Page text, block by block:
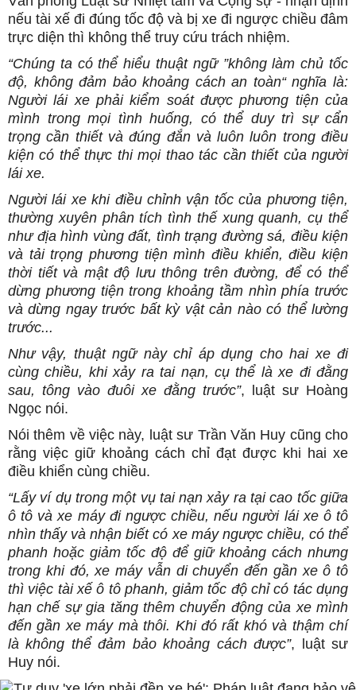
nếu tài xế đi đúng tốc độ và bị xe đi ngược chiều đâm
trực diện thì không thể truy cứu trách nhiệm.
“Chúng ta có thể hiểu thuật ngữ ”không làm chủ tốc
độ, không đảm bảo khoảng cách an toàn“ nghĩa là:
Người lái xe phải kiểm soát được phương tiện của
mình trong mọi tình huống, có thể duy trì sự cẩn
trọng cần thiết và đúng đắn và luôn luôn trong điều
kiện có thể thực thi mọi thao tác cần thiết của người
lái xe.
Người lái xe khi điều chỉnh vận tốc của phương tiện,
thường xuyên phân tích tình thế xung quanh, cụ thể
như địa hình vùng đất, tình trạng đường sá, điều kiện
và tải trọng phương tiện mình điều khiển, điều kiện
thời tiết và mật độ lưu thông trên đường, để có thể
dừng phương tiện trong khoảng tầm nhìn phía trước
và dừng ngay trước bất kỳ vật cản nào có thể lường
trước...
Như vậy, thuật ngữ này chỉ áp dụng cho hai xe đi
cùng chiều, khi xảy ra tai nạn, cụ thể là xe đi đằng
sau, tông vào đuôi xe đằng trước”, luật sư Hoàng
Ngọc nói.
Nói thêm về việc này, luật sư Trần Văn Huy cũng cho
rằng việc giữ khoảng cách chỉ đạt được khi hai xe
điều khiển cùng chiều.
“Lấy ví dụ trong một vụ tai nạn xảy ra tại cao tốc giữa
ô tô và xe máy đi ngược chiều, nếu người lái xe ô tô
nhìn thấy và nhận biết có xe máy ngược chiều, có thể
phanh hoặc giảm tốc độ để giữ khoảng cách nhưng
trong khi đó, xe máy vẫn di chuyển đến gần xe ô tô
thì việc tài xế ô tô phanh, giảm tốc độ chỉ có tác dụng
hạn chế sự gia tăng thêm chuyển động của xe mình
đến gần xe máy mà thôi. Khi đó rất khó và thậm chí
là không thể đảm bảo khoảng cách được”, luật sư
Huy nói.